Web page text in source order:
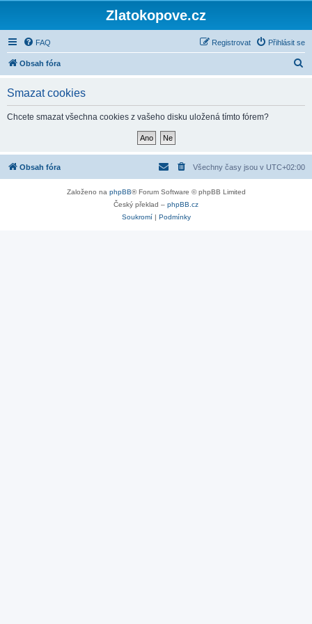
Zlatokopove.cz
FAQ Přihlásit se
Registrovat
Obsah fóra
Smazat cookies
Chcete smazat všechna cookies z vašeho disku uložená tímto fórem?
Obsah fóra Všechny časy jsou v UTC+02:00
Založeno na phpBB® Forum Software © phpBB Limited
Český překlad – phpBB.cz
Soukromí| Podmínky